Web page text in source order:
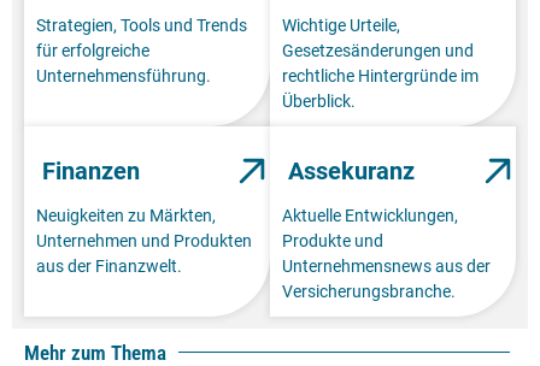
Strategien, Tools und Trends
für erfolgreiche
Unternehmensführung.
Wichtige Urteile,
Gesetzesänderungen und
rechtliche Hintergründe im
Überblick.
Finanzen
Neuigkeiten zu Märkten,
Unternehmen und Produkten
aus der Finanzwelt.
Assekuranz
Aktuelle Entwicklungen,
Produkte und
Unternehmensnews aus der
Versicherungsbranche.
Mehr zum Thema